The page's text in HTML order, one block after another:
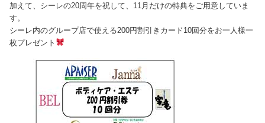
加えて、シーレの20周年を祝して、11月だけの特典をご用意していま
す。
シーレ内のグループ店で使える200円割引きカード10回分をお一人様一
枚プレゼント